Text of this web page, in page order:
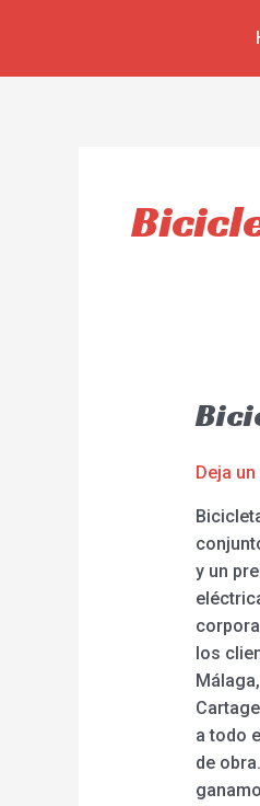
Deja
y un
los
a todo
de